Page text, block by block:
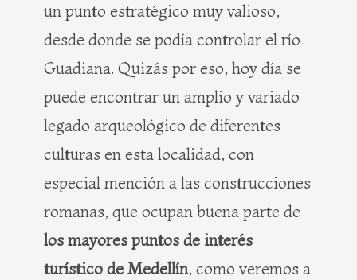
un punto estratégico muy valioso,
desde donde se podía controlar el río
Guadiana. Quizás por eso, hoy día se
puede encontrar un amplio y variado
legado arqueológico de diferentes
culturas en esta localidad, con
especial mención a las construcciones
romanas, que ocupan buena parte de
los mayores puntos de interés
turístico de Medellín, como veremos a